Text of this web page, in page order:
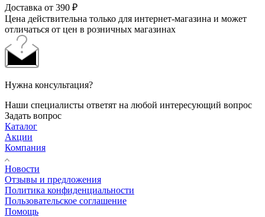
Доставка от 390 ₽
Цена действительна только для интернет-магазина и может
отличаться от цен в розничных магазинах
Нужна консультация?
Наши специалисты ответят на любой интересующий вопрос
Задать вопрос
Каталог
Акции
Компания
Новости
Отзывы и предложения
Политика конфиденциальности
Пользовательское соглашение
Помощь